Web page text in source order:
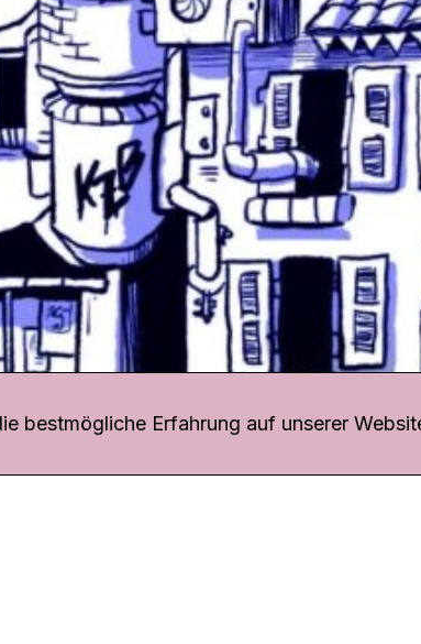
bestmögliche Erfahrung auf unserer